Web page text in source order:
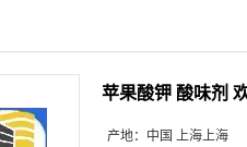
苹果酸钾 酸味剂
产地： 中国 上海上海